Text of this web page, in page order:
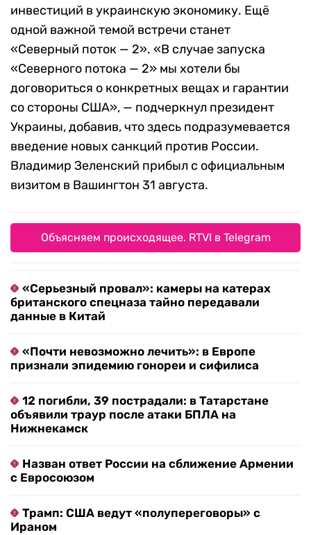
инвестиций в украинскую экономику. Ещё
одной важной темой встречи станет
«Северный поток — 2». «В случае запуска
«Северного потока — 2» мы хотели бы
договориться о конкретных вещах и гарантии
со стороны США», — подчеркнул президент
Украины, добавив, что здесь подразумевается
введение новых санкций против России.
Владимир Зеленский прибыл с официальным
визитом в Вашингтон 31 августа.
Объясняем происходящее. RTVI в Telegram
«Серьезный провал»: камеры на катерах
британского спецназа тайно передавали
данные в Китай
«Почти невозможно лечить»: в Европе
признали эпидемию гонореи и сифилиса
12 погибли, 39 пострадали: в Татарстане
объявили траур после атаки БПЛА на
Нижнекамск
Назван ответ России на сближение Армении
с Евросоюзом
Трамп: США ведут «полупереговоры» с
Ираном